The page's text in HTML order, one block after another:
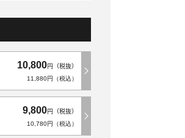
10,800円（税抜）
11,880円（税込）
9,800円（税抜）
10,780円（税込）